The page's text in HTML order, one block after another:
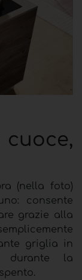
cuoce,
(nella foto)
consente
grazie alla
griglia in
la